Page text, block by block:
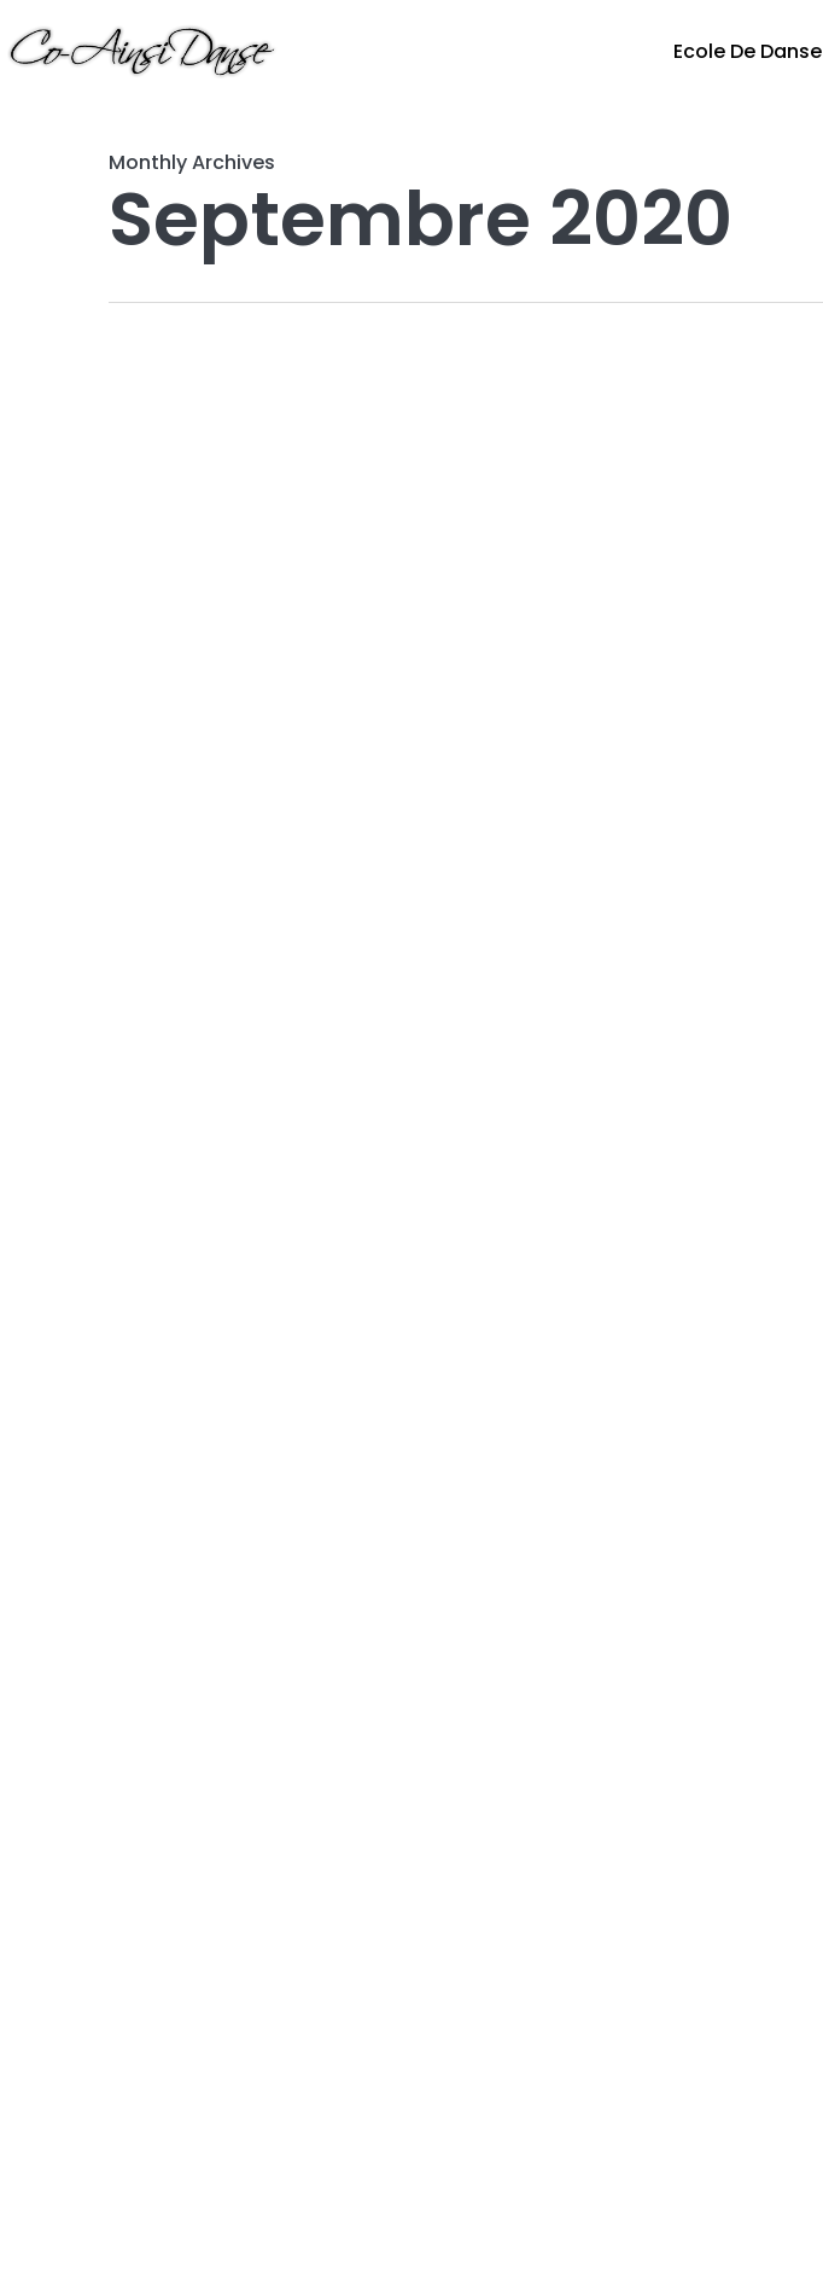
to
Ecole De Danse
Monthly Archives
Septembre 2020